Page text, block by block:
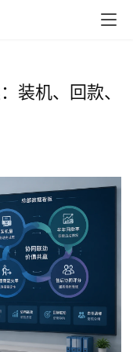
装机、回款、